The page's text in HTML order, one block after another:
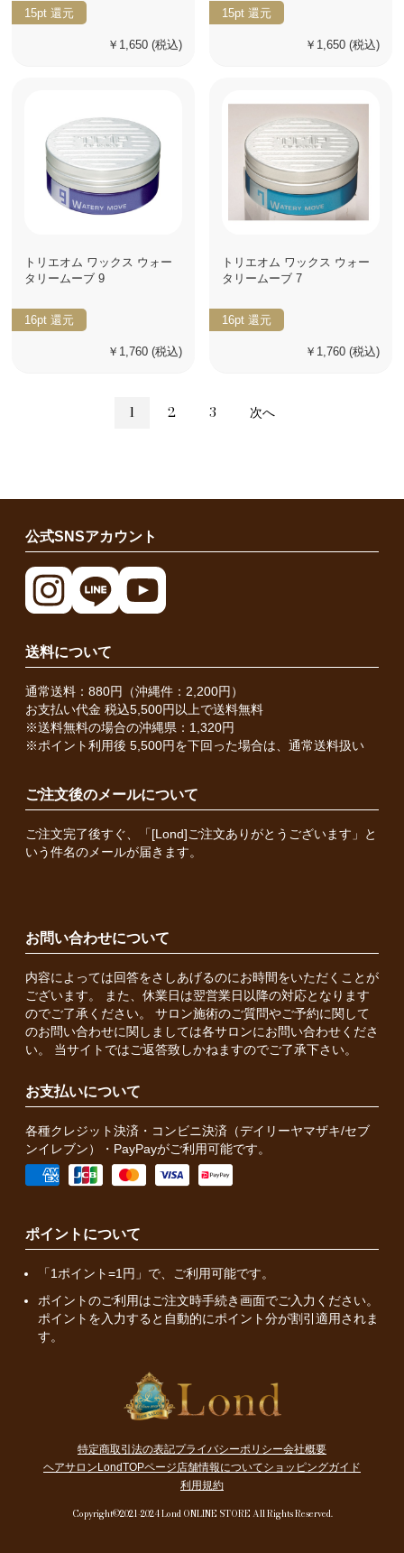
15pt 還元
￥1,650 (税込)
15pt 還元
￥1,650 (税込)
トリエオム ワックス ウォー
タリームーブ 9
16pt 還元
￥1,760 (税込)
トリエオム ワックス ウォー
タリームーブ 7
16pt 還元
￥1,760 (税込)
1 2 3 次へ
公式SNSアカウント
送料について
通常送料：880円（沖縄件：2,200円）
お支払い代金 税込5,500円以上で送料無料
※送料無料の場合の沖縄県：1,320円
※ポイント利用後 5,500円を下回った場合は、通常送料扱い
ご注文後のメールについて
ご注文完了後すぐ、「[Lond]ご注文ありがとうございます」と
いう件名のメールが届きます。
お問い合わせについて
内容によっては回答をさしあげるのにお時間をいただくことが
ございます。 また、休業日は翌営業日以降の対応となります
のでご了承ください。 サロン施術のご質問やご予約に関して
のお問い合わせに関しましては各サロンにお問い合わせくださ
い。 当サイトではご返答致しかねますのでご了承下さい。
お支払いについて
各種クレジット決済・コンビニ決済（デイリーヤマザキ/セブ
ンイレブン）・PayPayがご利用可能です。
ポイントについて
「1ポイント=1円」で、ご利用可能です。
ポイントのご利用はご注文時手続き画面でご入力ください。
ポイントを入力すると自動的にポイント分が割引適用されま
す。
特定商取引法の表記プライバシーポリシー会社概要
ヘアサロンLondTOPページ店舗情報についてショッピングガイド
利用規約
Copyright©2021-2024 Lond ONLINE STORE All Rights Reserved.